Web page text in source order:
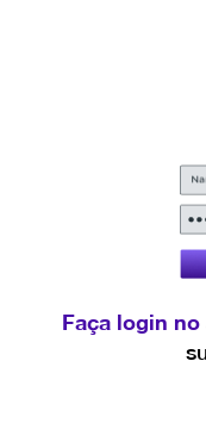
Faça login no